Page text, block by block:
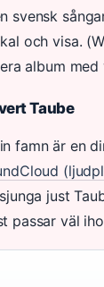
svensk
och visa.
album
Taube
famn är en
just
passar väl